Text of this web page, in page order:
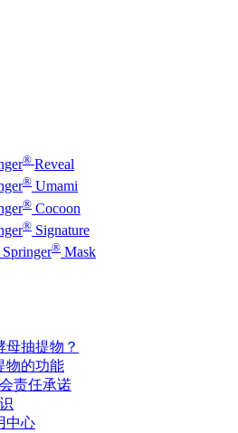
® Reveal
® Umami
® Cocoon
® Signature
® Mask
母抽提物？
物的功能
责任承诺
中心